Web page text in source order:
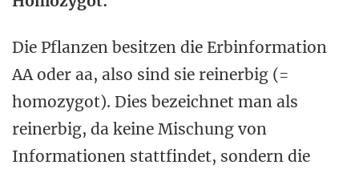
Die Pflanzen besitzen die Erbinformation
AA oder aa, also sind sie reinerbig (=
homozygot). Dies bezeichnet man als
reinerbig, da keine Mischung von
Informationen stattfindet, sondern die